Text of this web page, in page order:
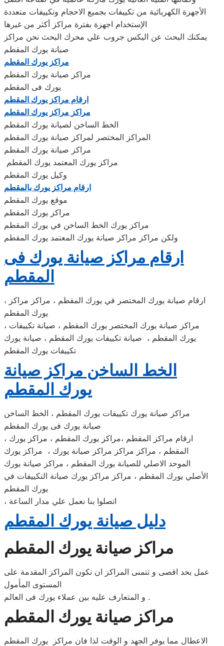
الأجهزة الكهربائية من تكييفات بجميع الاحجام وتكييفات متعددة
الإستخدام اجهزة بفترة مراكز أكثر من غيرها
يمكنك البحث عن اليكس جروب علي محرك البحث نحن مراكز
صيانة يورك المقطم
مراكز يورك المقطم
مراكز صيانة يورك المقطم
يورك فى المقطم
ارقام مراكز يورك المقطم
مراكز مراكز يورك المقطم
الخط الساخن لصيانة يورك المقطم
المراكز المختصر لمراكز صيانة يورك المقطم
مراكز صيانة يورك المقطم
مراكز يورك المعتمد يورك المقطم
وكيل يورك المقطم
ارقام مراكز يورك بالمقطم
موقع يورك المقطم
مراكز يورك المقطم
مراكز يورك الخط الساخن في يورك المقطم
ولكن مراكز مراكز صيانة يورك المعتمد يورك المقطم
ارقام مراكز صيانة يورك فى
المقطم
، ارقام صيانة يورك المختصر في يورك المقطم ، مراكز مراكز
يورك المقطم
، مراكز صيانة يورك المختصر يورك المقطم ، صيانة تكييفات
يورك المقطم ، صيانة تكييفات يورك المقطم ، صيانة يورك
تكييفات يورك المقطم
الخط الساخن مراكز صيانة
يورك المقطم
مراكز صيانة يورك تكييفات يورك المقطم ، الخط الساخن
صيانة يورك فى يورك المقطم
، ارقام مراكز المقطم ،مراكز يورك المقطم ، مراكز يورك
المقطم ، مراكز مراكز مراكز صيانة يورك ، مراكز يورك
الموحد الاصلي للصيانة يورك المقطم ، مراكز صيانة يورك
الأصلي يورك المقطم ، مراكز مراكز يورك صيانة التكييفات في
يورك المقطم
، اتصلوا بنا نعمل علي مدار الساعة
دليل صيانة يورك المقطم
مراكز صيانة يورك المقطم
عمل بحد اقصى و تتمنى المراكز ان تكون المراكز المقدمة على
المستوى المأمول
و المتعارف عليه بين عملاء يورك فى العالم .
مراكز صيانة يورك المقطم
الاعطال مما يوفر الجهد و الوقت لذا فان مراكز يورك المقطم